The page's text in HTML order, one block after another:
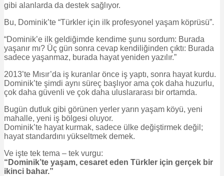
gibi alanlarda da destek sağlıyor.
Bu, Dominik’te “Türkler için ilk profesyonel yaşam köprüsü”.
“Dominik’e ilk geldiğimde kendime şunu sordum: Burada
yaşanır mı? Üç gün sonra cevap kendiliğinden çıktı: Burada
sadece yaşanmaz, burada hayat yeniden yazılır.”
2013’te Mısır’da iş kuranlar önce iş yaptı, sonra hayat kurdu.
Dominik’te şimdi aynı süreç başlıyor ama çok daha huzurlu,
çok daha güvenli ve çok daha uluslararası bir ortamda.
Bugün dutluk gibi görünen yerler yarın yaşam köyü, yeni
mahalle, yeni iş bölgesi oluyor.
Dominik’te hayat kurmak, sadece ülke değiştirmek değil;
hayat standardını yükseltmek demek.
Ve işte tek tema – tek vurgu:
“Dominik’te yaşam, cesaret eden Türkler için gerçek bir
ikinci bahar.”